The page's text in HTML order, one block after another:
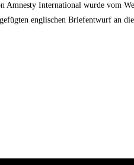
Amnesty International wurde vom
englischen Briefentwurf an